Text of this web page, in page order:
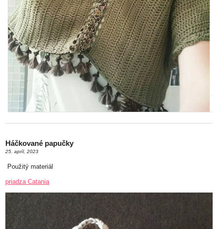
Háčkované papučky
25. apríl, 2023
Použitý materiál
priadza Catania